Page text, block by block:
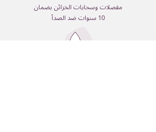
مفصلات وسحابات الخزائن بضمان
10 سنوات ضد الصدأ